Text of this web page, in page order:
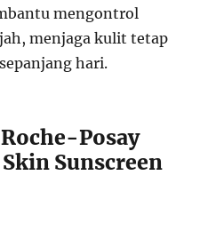
mengontrol
menjaga kulit tetap
hari.
Posay
Sunscreen